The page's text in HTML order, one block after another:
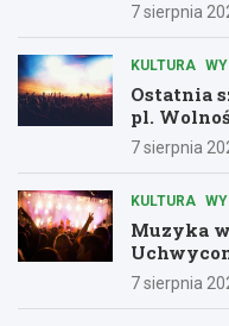
7 sierpnia
KULTURA
Ostatnia
pl.
7 sierpnia
KULTURA
Muzyka
7 sierpnia